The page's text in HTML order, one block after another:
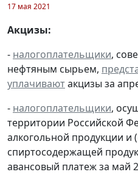
17 мая 2021
Акцизы:
- налогоплательщики,
нефтяным сырьем,
уплачиваютакцизы за
- налогоплательщики,
территории Российской
алкогольной продукции и
спиртосодержащей
авансовый платеж за май